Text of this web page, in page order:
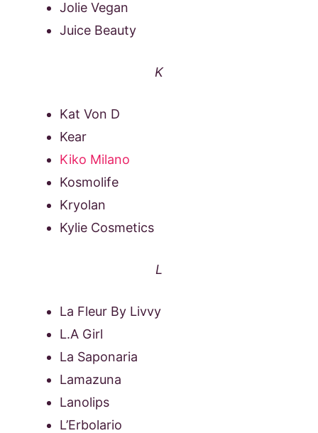
Jolie Vegan
Juice Beauty
K
Kat Von D
Kear
Kiko Milano
Kosmolife
Kryolan
Kylie Cosmetics
L
La Fleur By Livvy
L.A Girl
La Saponaria
Lamazuna
Lanolips
L’Erbolario